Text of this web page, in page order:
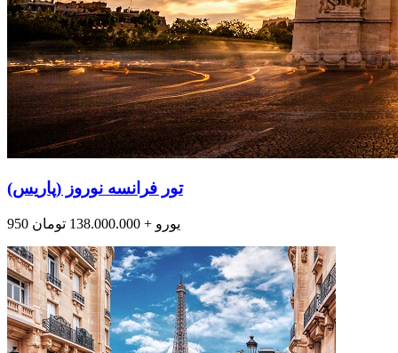
تور فرانسه نوروز (پاریس)
950 یورو + 138.000.000 تومان